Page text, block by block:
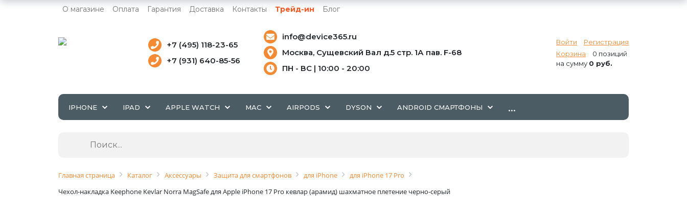
О магазине Оплата Гарантия Доставка Контакты Трейд-ин Блог
Войти
Регистрация
Корзина
0 позиций
на сумму 0 руб.
+7 (495) 118-23-65
+7 (931) 640-85-56
info@device365.ru
Москва, Сущевский Вал д.5 стр. 1А пав. F-68
ПН - ВС | 10:00 - 20:00
IPHONE IPAD APPLE WATCH MAC AIRPODS DYSON ANDROID СМАРТФОНЫ ...
Главная страница Каталог Аксессуары Защита для смартфонов для iPhone
для iPhone 17 Pro
Чехол-накладка Keephone Kevlar Norra MagSafe для Apple iPhone 17 Pro кевлар (арамид) шахматное плетение черно-серый